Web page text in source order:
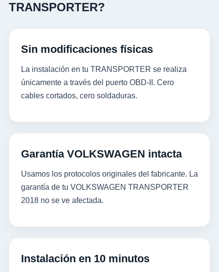
TRANSPORTER?
Sin modificaciones físicas
La instalación en tu TRANSPORTER se realiza
únicamente a través del puerto OBD-II. Cero
cables cortados, cero soldaduras.
Garantía VOLKSWAGEN intacta
Usamos los protocolos originales del fabricante. La
garantía de tu VOLKSWAGEN TRANSPORTER
2018 no se ve afectada.
Instalación en 10 minutos